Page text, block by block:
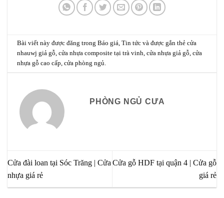
Bài viết này được đăng trongBáo giá,Tin tức và được gắn thẻcửa
nhauwj giả gỗ,cửa nhựa composite tại trà vinh,cửa nhựa giả gỗ,cửa
nhựa gỗ cao cấp,cửa phòng ngủ.
PHÒNG NGỦ CƯA
Cửa đài loan tại Sóc Trăng | Cửa
nhựa giá rẻ
Cửa gỗ HDF tại quận 4 | Cửa gỗ
giá rẻ